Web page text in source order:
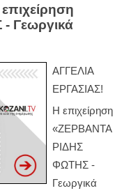
Γεωργικά
ΑΓΓΕΛΙΑ
ΕΡΓΑΣΙΑΣ!
Η επιχείρηση
«ΖΕΡΒΑΝΤΑ
ΡΙΔΗΣ
ΦΩΤΗΣ -
Γεωργικά